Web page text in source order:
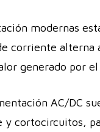
modernas
corriente
generado por
AC/DC
cortocircuitos,